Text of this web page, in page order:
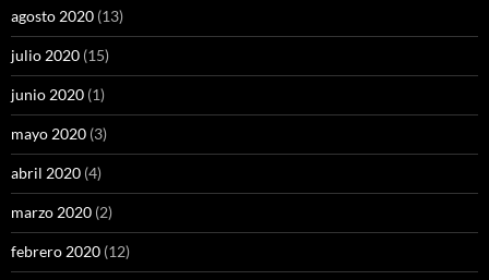
agosto 2020 (13)
julio 2020 (15)
junio 2020 (1)
mayo 2020 (3)
abril 2020 (4)
marzo 2020 (2)
febrero 2020 (12)